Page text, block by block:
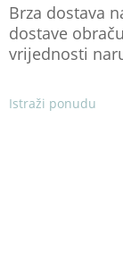
Brza dostava
dostave
vrijednosti
Istraži ponudu